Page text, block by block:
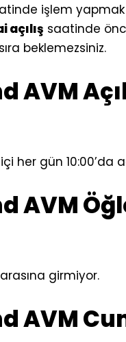
işlem
açılış saatinde
beklemezsiniz.
AVM
her gün 10:00’da
AVM
girmiyor.
AVM